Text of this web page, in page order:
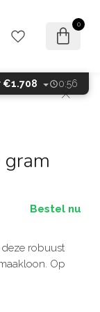
0
Bestel nu
robuust
Op
€1.708 0:55